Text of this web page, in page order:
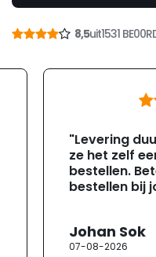
8,5uit1531
"Levering
ze het zelf
bestellen.
bestellen bij
Johan Sok
07-08-2026